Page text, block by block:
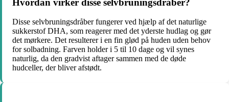
Disse selvbruningsdråber fungerer ved hjælp af det naturlige
sukkerstof DHA, som reagerer med det yderste hudlag og gør
det mørkere. Det resulterer i en fin glød på huden uden behov
for solbadning. Farven holder i 5 til 10 dage og vil synes
naturlig, da den gradvist aftager sammen med de døde
hudceller, der bliver afstødt.